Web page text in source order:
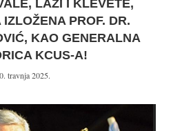
LAŽI I KLEVETE,
PROF. DR.
KAO GENERALNA
KCUS-A!
travnja 2025.